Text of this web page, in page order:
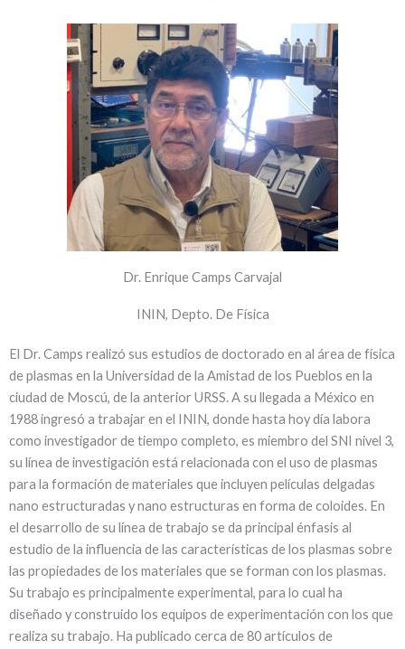
Dr. Enrique Camps Carvajal
ININ, Depto. De Física
El Dr. Camps realizó sus estudios de doctorado en al área de física
de plasmas en la Universidad de la Amistad de los Pueblos en la
ciudad de Moscú, de la anterior URSS. A su llegada a México en
1988 ingresó a trabajar en el ININ, donde hasta hoy día labora
como investigador de tiempo completo, es miembro del SNI nivel 3,
su línea de investigación está relacionada con el uso de plasmas
para la formación de materiales que incluyen películas delgadas
nano estructuradas y nano estructuras en forma de coloides. En
el desarrollo de su línea de trabajo se da principal énfasis al
estudio de la influencia de las características de los plasmas sobre
las propiedades de los materiales que se forman con los plasmas.
Su trabajo es principalmente experimental, para lo cual ha
diseñado y construido los equipos de experimentación con los que
realiza su trabajo. Ha publicado cerca de 80 artículos de